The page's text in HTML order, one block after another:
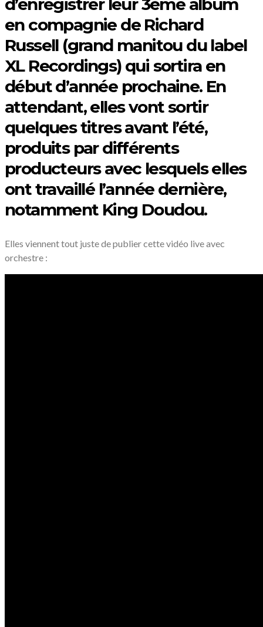
d’enregistrer leur 3ème album
en compagnie de Richard
Russell (grand manitou du label
XL Recordings) qui sortira en
début d’année prochaine. En
attendant, elles vont sortir
quelques titres avant l’été,
produits par différents
producteurs avec lesquels elles
ont travaillé l’année dernière,
notamment King Doudou.
Elles viennent tout juste de publier cette vidéo live avec
orchestre :